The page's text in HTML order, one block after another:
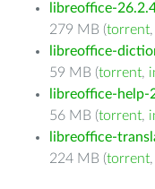
libreoffice-
279 MB (torrent,
libreoffice-
59 MB (torrent,
libreoffice-help-
56 MB (torrent,
libreoffice-
224 MB (torrent,